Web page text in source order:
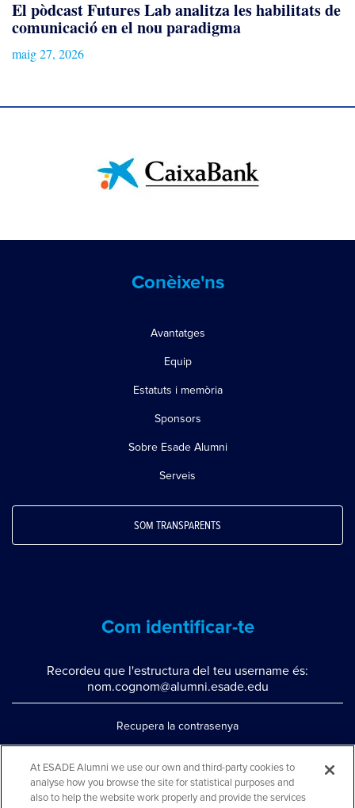
El pòdcast Futures Lab analitza les habilitats de
comunicació en el nou paradigma
maig 27, 2026
Conèixe'ns
Avantatges
Equip
Estatuts i memòria
Sponsors
Sobre Esade Alumni
Serveis
SOM TRANSPARENTS
Com identificar-te
Recordeu que l'estructura del teu username és:
nom.cognom@alumni.esade.edu
Recupera la contrasenya
Contacta'ns per whatsapp
At ESADE Alumni we use our own and third-party cookies to
analyse how you browse the site for statistical purposes and
also to help the website work properly and provide the services